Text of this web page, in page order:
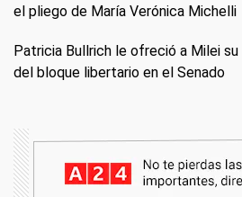
el pliego de María Verónica Michelli
Patricia Bullrich le ofreció a Milei
del bloque libertario en el Senado